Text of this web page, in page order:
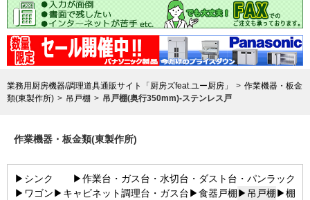
業務用厨房機器/調理道具通販サイト「厨房ズfeat.ユー厨房」
作業機器・板金
類(東製作所)
吊戸棚 吊戸棚(奥行350mm)-ステンレス戸
作業機器・板金類(東製作所)
▶シンク
▶作業台・ガス台・水切台・ダスト台・パンラック
▶ワゴン▶キャビネット調理台・ガス台▶食器戸棚▶吊戸棚▶棚